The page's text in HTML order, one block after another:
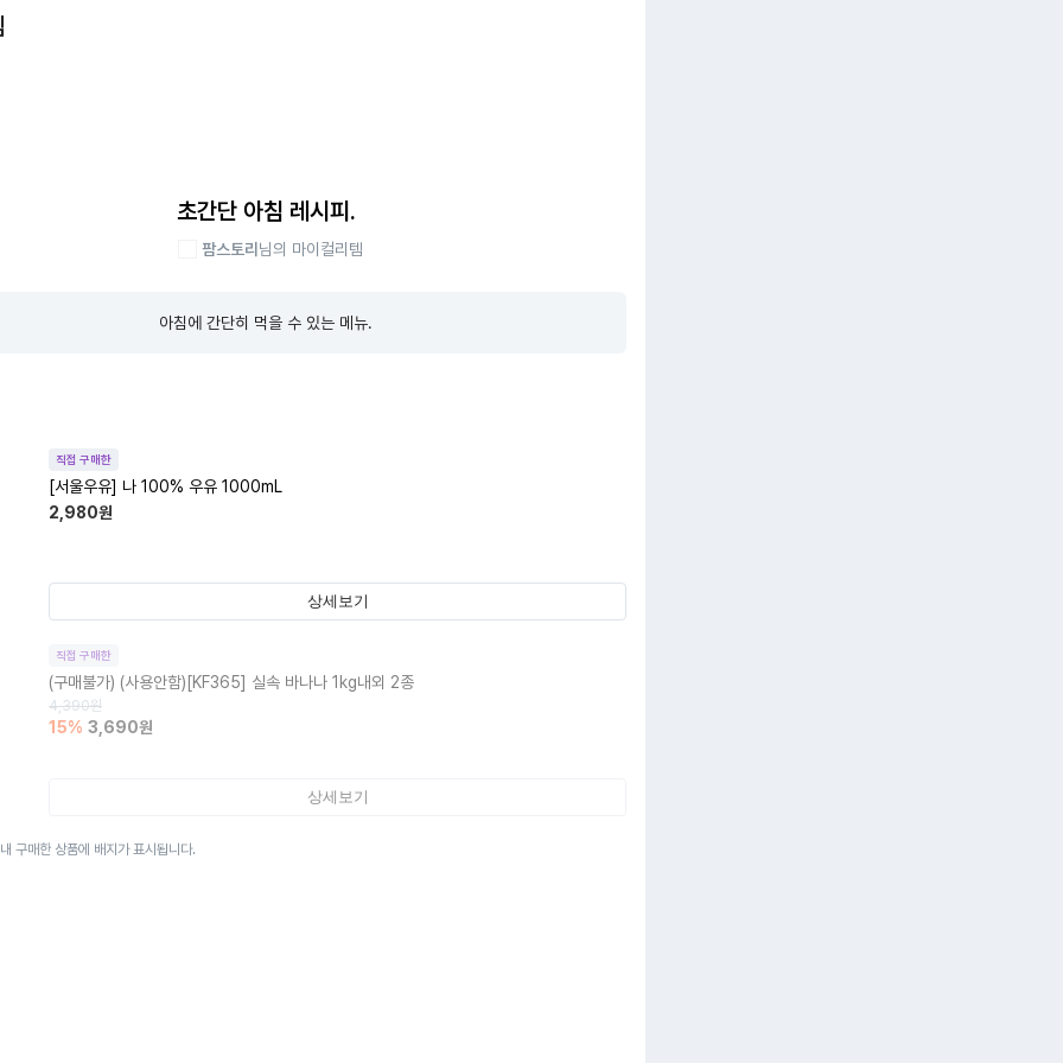
초간단 아침 레시피.
팜스토리 님의 마이컬리템
아침에 간단히 먹을 수 있는 메뉴.
직접 구매한
[서울우유] 나 100% 우유 1000mL
2,980원
상세보기
직접 구매한
(구매불가) (사용안함)[KF365] 실속 바나나 1kg내외 2종
4,390원
15% 3,690원
상세보기
구매한 상품에 배지가 표시됩니다.